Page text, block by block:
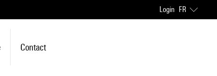
Login FR
Contact